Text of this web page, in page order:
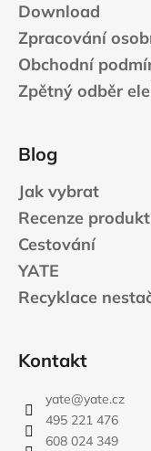
Download
Zpracování
Obchodní
Zpětný odběr
Blog
Jak vybrat
Recenze
Cestování
YATE
Recyklace
Kontakt
yate@yate.cz
495 221 476
608 024 349